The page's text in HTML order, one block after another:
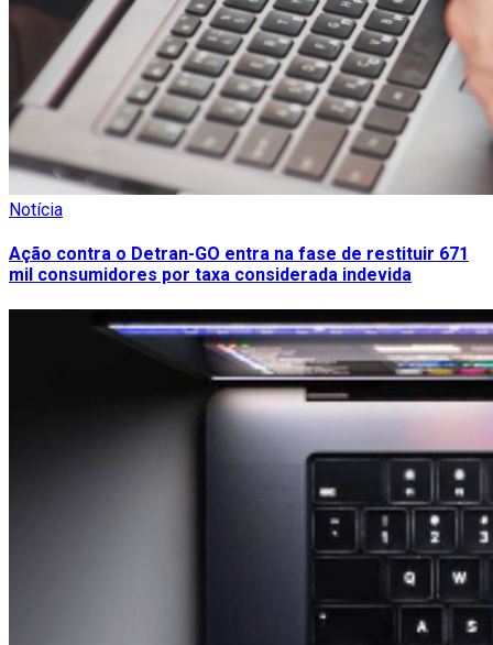
Notícia
Ação contra o Detran-GO entra na fase de restituir 671
mil consumidores por taxa considerada indevida